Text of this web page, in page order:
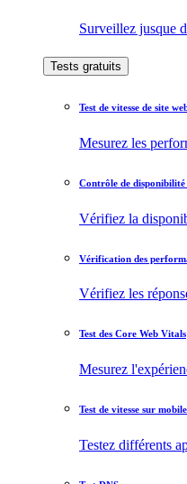
Surveillez jusque
Tests gratuits
Test de vitesse de site
Mesurez les
Contrôle de
Vérifiez la
Vérification des
Vérifiez les
Test des Core Web Vitals
Mesurez
Test de vitesse sur mobile
Testez différents